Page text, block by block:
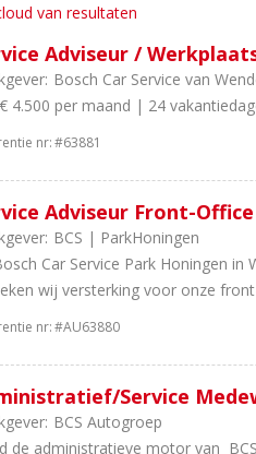
van resultaten
Adviseur /
Bosch Car Service van
4.500 per maand | 24
nr:#63881
Adviseur Front-
BCS | ParkHoningen
Car Service Park Honingen in
wij versterking voor onze
nr:#AU63880
Service
BCS Autogroep
de administratieve motor van